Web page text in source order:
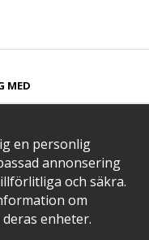
MED​
MED
en personlig
annonsering
och säkra.
om
enheter.